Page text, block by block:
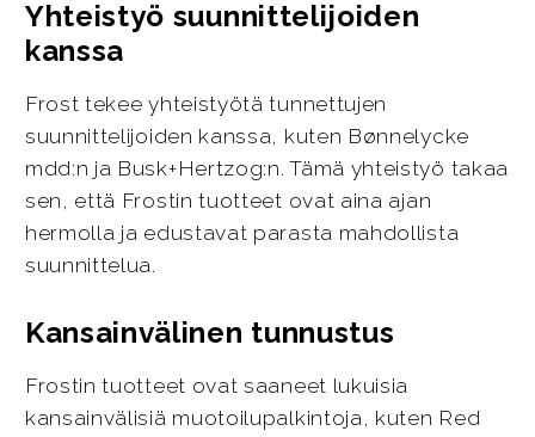
Yhteistyö suunnittelijoiden
kanssa
Frost tekee yhteistyötä tunnettujen
suunnittelijoiden kanssa, kuten Bønnelycke
mdd:n ja Busk+Hertzog:n. Tämä yhteistyö takaa
sen, että Frostin tuotteet ovat aina ajan
hermolla ja edustavat parasta mahdollista
suunnittelua.
Kansainvälinen tunnustus
Frostin tuotteet ovat saaneet lukuisia
kansainvälisiä muotoilupalkintoja, kuten Red